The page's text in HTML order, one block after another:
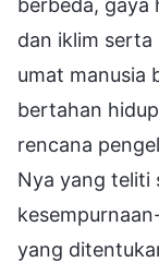
dan iklim serta
umat manusia
bertahan
rencana
Nya yang teliti
yang